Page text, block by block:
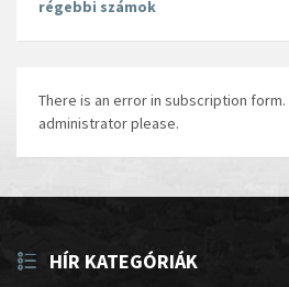
régebbi számok
There is an error in subscription
administrator please.
HÍR KATEGÓRIÁK